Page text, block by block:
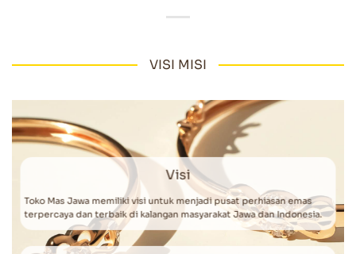
VISI MISI
Visi
Toko Mas Jawa memiliki visi untuk menjadi pusat perhiasan emas
terpercaya dan terbaik di kalangan masyarakat Jawa dan Indonesia.